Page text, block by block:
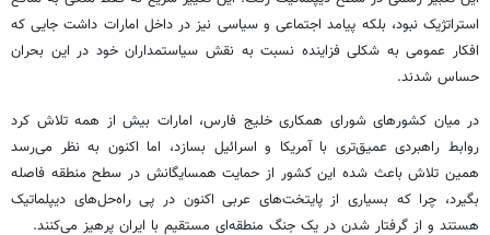
استراتژیک نبود، بلکه پیامد اجتماعی و سیاسی نیز در داخل امارات داشت جایی که
افکار عمومی به شکلی فزاینده نسبت به نقش سیاستمداران خود در این بحران
حساس شدند.
در میان کشورهای شورای همکاری خلیج فارس، امارات بیش از همه تلاش کرد
روابط راهبردی عمیق‌تری با آمریکا و اسرائیل بسازد، اما اکنون به نظر می‌رسد
همین تلاش باعث شده این کشور از حمایت همسایگانش در سطح منطقه فاصله
بگیرد، چرا که بسیاری از پایتخت‌های عربی اکنون در پی راه‌حل‌های دیپلماتیک
هستند و از گرفتار شدن در یک جنگ منطقه‌ای مستقیم با ایران پرهیز می‌کنند.